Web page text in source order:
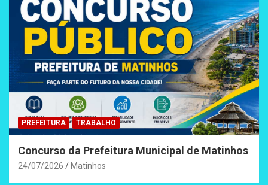
PREFEITURA TRABALHO
Concurso da Prefeitura Municipal de Matinhos
24/07/2026 Matinhos